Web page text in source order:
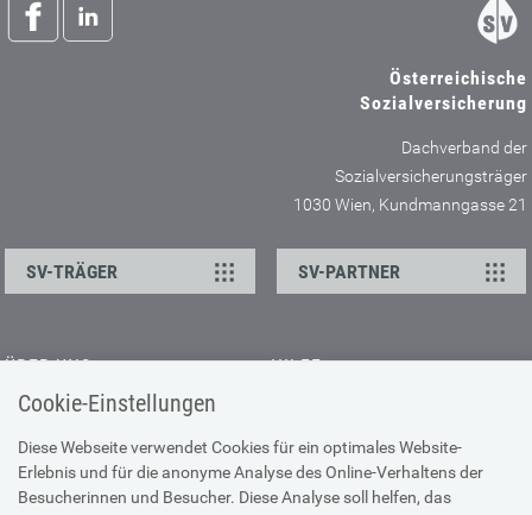
Cookie-Einstellungen
Diese Webseite verwendet Cookies für ein optimales Website-
Erlebnis und für die anonyme Analyse des Online-Verhaltens der
Besucherinnen und Besucher. Diese Analyse soll helfen, das
Österreichische
Sozialversicherung
Dachverband der
Sozialversicherungsträger
1030 Wien, Kundmanngasse 21
SV-TRÄGER SV-PARTNER
ÜBER UNS
Kontakt
Offene Stellen
Presse
HILFE
Browser-Info & Sicherheit
Hilfe zur Suche
Technische Unterstützung